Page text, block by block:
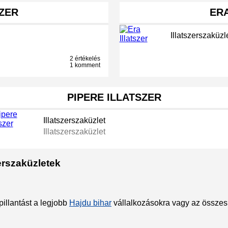
2 értékelés
1 komment
PIPERE ILLATSZER
Illatszerszaküzlet
Illatszerszaküzlet
a legjobb Hajdu bihar vállalkozásokra vagy az